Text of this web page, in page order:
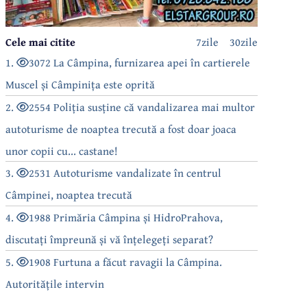
30zile
7zile
Cele mai citite
1.
3072 La Câmpina, furnizarea apei în cartierele
Muscel și Câmpinița este oprită
2.
2554 Poliția susține că vandalizarea mai multor
autoturisme de noaptea trecută a fost doar joaca
unor copii cu... castane!
3.
2531 Autoturisme vandalizate în centrul
Câmpinei, noaptea trecută
4.
1988 Primăria Câmpina și HidroPrahova,
discutați împreună și vă înțelegeți separat?
5.
1908 Furtuna a făcut ravagii la Câmpina.
Autoritățile intervin